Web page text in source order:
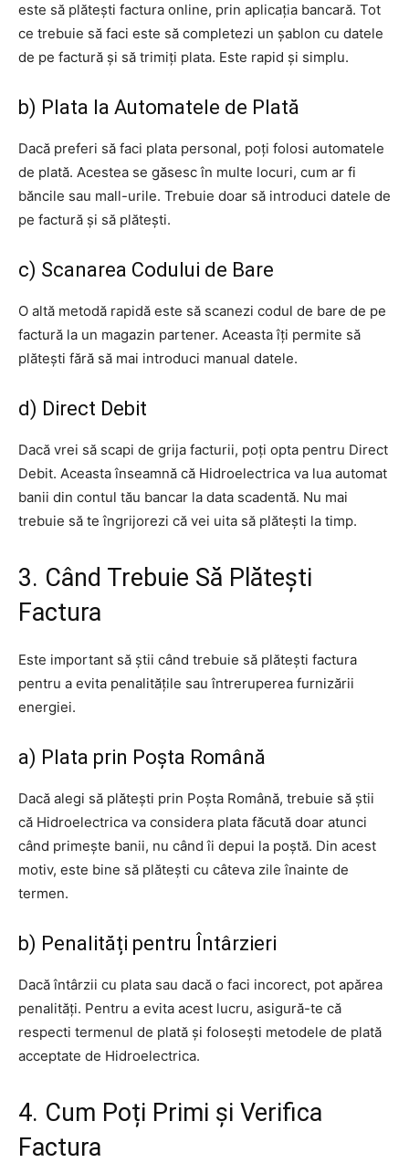
este să plătești factura online, prin aplicația bancară. Tot
ce trebuie să faci este să completezi un șablon cu datele
de pe factură și să trimiți plata. Este rapid și simplu.
b) Plata la Automatele de Plată
Dacă preferi să faci plata personal, poți folosi automatele
de plată. Acestea se găsesc în multe locuri, cum ar fi
băncile sau mall-urile. Trebuie doar să introduci datele de
pe factură și să plătești.
c) Scanarea Codului de Bare
O altă metodă rapidă este să scanezi codul de bare de pe
factură la un magazin partener. Aceasta îți permite să
plătești fără să mai introduci manual datele.
d) Direct Debit
Dacă vrei să scapi de grija facturii, poți opta pentru Direct
Debit. Aceasta înseamnă că Hidroelectrica va lua automat
banii din contul tău bancar la data scadentă. Nu mai
trebuie să te îngrijorezi că vei uita să plătești la timp.
3. Când Trebuie Să Plătești
Factura
Este important să știi când trebuie să plătești factura
pentru a evita penalitățile sau întreruperea furnizării
energiei.
a) Plata prin Poșta Română
Dacă alegi să plătești prin Poșta Română, trebuie să știi
că Hidroelectrica va considera plata făcută doar atunci
când primește banii, nu când îi depui la poștă. Din acest
motiv, este bine să plătești cu câteva zile înainte de
termen.
b) Penalități pentru Întârzieri
Dacă întârzii cu plata sau dacă o faci incorect, pot apărea
penalități. Pentru a evita acest lucru, asigură-te că
respecti termenul de plată și folosești metodele de plată
acceptate de Hidroelectrica.
4. Cum Poți Primi și Verifica
Factura